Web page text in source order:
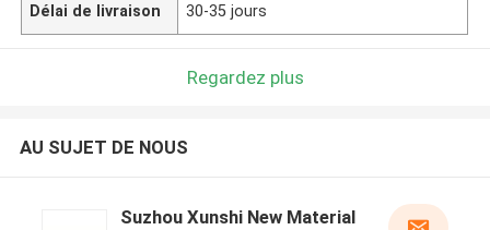
Délai de livraison 30-35 jours
Regardez plus
AU SUJET DE NOUS
Suzhou Xunshi New Material